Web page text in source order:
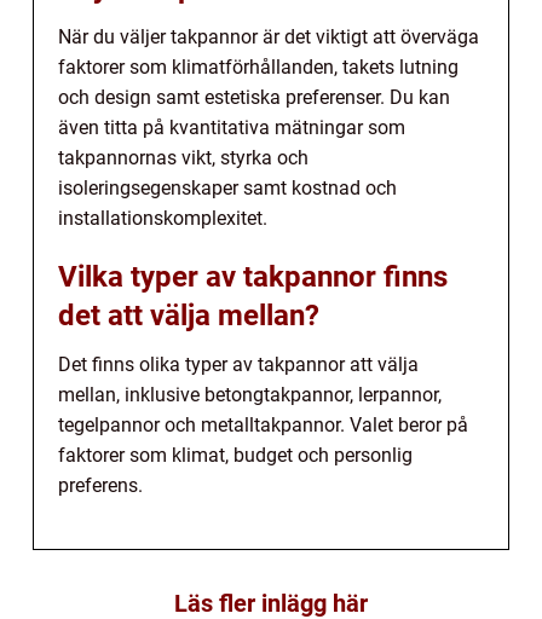
När du väljer takpannor är det viktigt att överväga
faktorer som klimatförhållanden, takets lutning
och design samt estetiska preferenser. Du kan
även titta på kvantitativa mätningar som
takpannornas vikt, styrka och
isoleringsegenskaper samt kostnad och
installationskomplexitet.
Vilka typer av takpannor finns
det att välja mellan?
Det finns olika typer av takpannor att välja
mellan, inklusive betongtakpannor, lerpannor,
tegelpannor och metalltakpannor. Valet beror på
faktorer som klimat, budget och personlig
preferens.
Läs fler inlägg här